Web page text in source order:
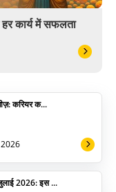
कार्य में सफलता
करियर क...
2026: इस ...